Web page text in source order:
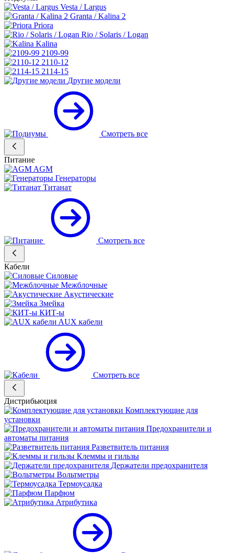
Vesta / Largus
Granta / Kalina 2
Priora
Rio / Solaris / Logan
Kalina
2109-99
2110-12
2114-15
Другие модели
Смотреть все
Питание
AGM
Генераторы
Титанат
Смотреть все
Кабели
Силовые
Межблочные
Акустические
Змейка
КИТ-ы
AUX кабели
Смотреть все
Дистрибьюция
Комплектующие для
установки
Предохранители и
автоматы питания
Разветвитель питания
Клеммы и гильзы
Держатели предохранителя
Вольтметры
Термоусадка
Парфюм
Атрибутика